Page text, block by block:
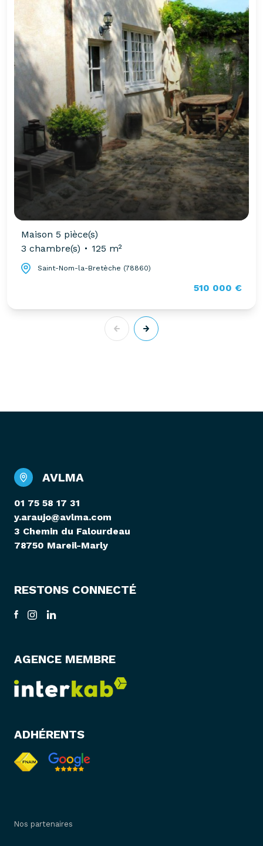
Maison 5 pièce(s)
3 chambre(s)
125 m²
Saint-Nom-la-Bretèche (78860)
510 000 €
AVLMA
01 75 58 17 31
y.araujo@avlma.com
3 Chemin du Falourdeau
78750 Mareil-Marly
RESTONS CONNECTÉ
AGENCE MEMBRE
ADHÉRENTS
Nos partenaires